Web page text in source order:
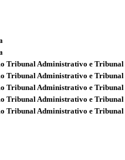
Tribunal Administrativo e
Tribunal Administrativo e
Tribunal Administrativo e
Tribunal Administrativo e
Tribunal Administrativo e